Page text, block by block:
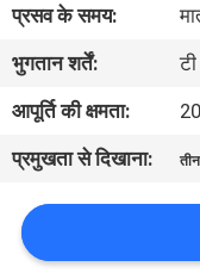
गुणवत्ता
नियंत्रण
हमसे
संपर्क
करें
प्रसव के समय:
भुगतान शर्तें:
आपूर्ति की क्षमता:
प्रमुखता से दिखाना: